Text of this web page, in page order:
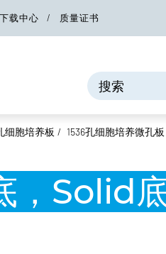
下载中心 质量证书
细胞培养板 1536孔细胞培养微孔
，Solid